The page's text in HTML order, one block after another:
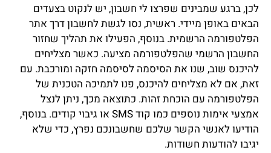
לכן, ברגע שמבינים שפרצו לי חשבון, יש לנקוט בצעדים
הבאים באופן מיידי. ראשית, נסו לגשת לחשבון דרך אתר
הפלטפורמה הרשמית. בנוסף, הפעילו את תהליך שחזור
החשבון הרשמי שהפלטפורמה מציעה. כאשר מצליחים
להיכנס שוב, שנו את הסיסמה לסיסמה חזקה ומורכבת. עם
זאת, אם לא מצליחים להיכנס, פנו לתמיכה הטכנית של
הפלטפורמה עם הוכחת זהות. כתוצאה מכך, ניתן לנצל
אמצעי אימות נוספים כמו קוד SMS או גיבוי קודים. בנוסף,
הודיעו לאנשי הקשר שלכם שחשבונכם נפרץ, כדי שלא
יגיבו להודעות חשודות.